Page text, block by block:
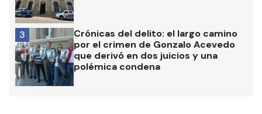
Crónicas del delito: el largo camino
por el crimen de Gonzalo Acevedo
que derivó en dos juicios y una
polémica condena
3